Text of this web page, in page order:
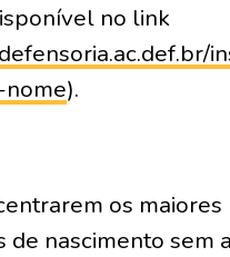
no link
br/
).
os
de nascimento sem